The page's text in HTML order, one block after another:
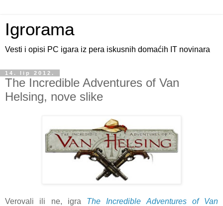
Igrorama
Vesti i opisi PC igara iz pera iskusnih domaćih IT novinara
14. lip 2012.
The Incredible Adventures of Van
Helsing, nove slike
Verovali ili ne, igra The Incredible Adventuresof Van